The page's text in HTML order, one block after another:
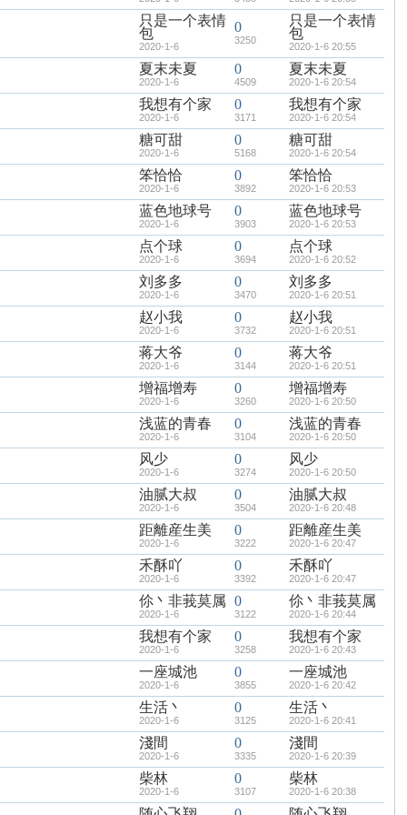
只是一个表情
包
2020-1-6
0
3250
只是一个表情
包
2020-1-6 20:55
夏末未夏
2020-1-6
0
4509
夏末未夏
2020-1-6 20:54
我想有个家
2020-1-6
0
3171
我想有个家
2020-1-6 20:54
糖可甜
2020-1-6
0
5168
糖可甜
2020-1-6 20:54
笨恰恰
2020-1-6
0
3892
笨恰恰
2020-1-6 20:53
蓝色地球号
2020-1-6
0
3903
蓝色地球号
2020-1-6 20:53
点个球
2020-1-6
0
3694
点个球
2020-1-6 20:52
刘多多
2020-1-6
0
3470
刘多多
2020-1-6 20:51
赵小我
2020-1-6
0
3732
赵小我
2020-1-6 20:51
蒋大爷
2020-1-6
0
3144
蒋大爷
2020-1-6 20:51
增福增寿
2020-1-6
0
3260
增福增寿
2020-1-6 20:50
浅蓝的青春
2020-1-6
0
3104
浅蓝的青春
2020-1-6 20:50
风少
2020-1-6
0
3274
风少
2020-1-6 20:50
油腻大叔
2020-1-6
0
3504
油腻大叔
2020-1-6 20:48
距離産生美
2020-1-6
0
3222
距離産生美
2020-1-6 20:47
禾酥吖
2020-1-6
0
3392
禾酥吖
2020-1-6 20:47
伱丶非莪莫属
2020-1-6
0
3122
伱丶非莪莫属
2020-1-6 20:44
我想有个家
2020-1-6
0
3258
我想有个家
2020-1-6 20:43
一座城池
2020-1-6
0
3855
一座城池
2020-1-6 20:42
生活丶
2020-1-6
0
3125
生活丶
2020-1-6 20:41
淺間
2020-1-6
0
3335
淺間
2020-1-6 20:39
柴林
2020-1-6
0
3107
柴林
2020-1-6 20:38